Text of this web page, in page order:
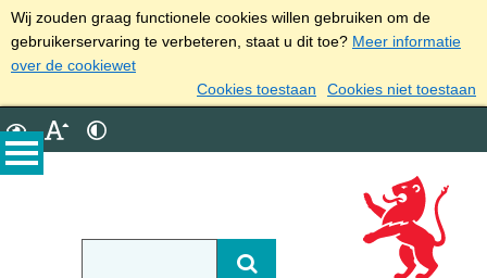
Wij zouden graag functionele cookies willen gebruiken om de
gebruikerservaring te verbeteren, staat u dit toe? Meer informatie
over de cookiewet
Cookies toestaan
Cookies niet toestaan